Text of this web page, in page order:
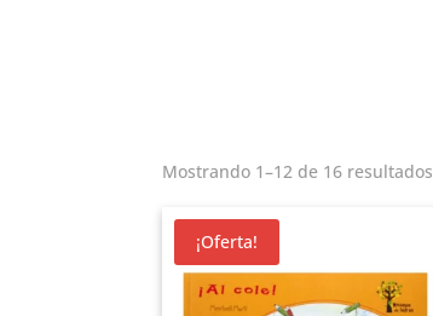
Mostrando 1–12 de 16 resultados
¡Oferta!